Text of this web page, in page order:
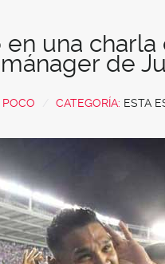
una
de
CATEGORÍA: ESTA